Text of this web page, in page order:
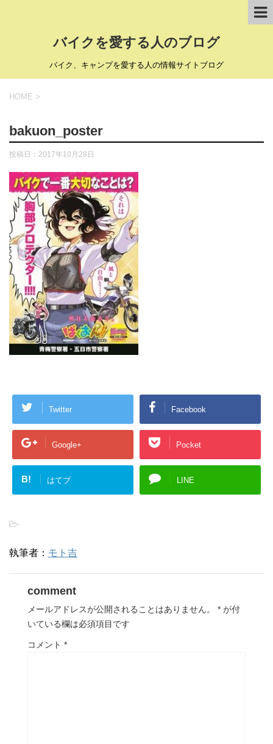
バイクを愛する人のブログ
バイク、キャンプを愛する人の情報サイトブログ
HOME >
bakuon_poster
投稿日： 2017年10月28日
Twitter Facebook
Google+ Pocket
B! はてブ LINE
-
執筆者： モト吉
comment
メールアドレスが公開されることはありません。 * が付
いている欄は必須項目です
コメント *